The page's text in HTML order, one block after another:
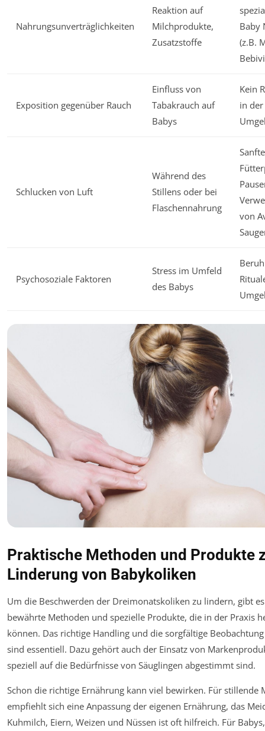
Nahrungsunverträglichkeiten
Reaktion auf
Milchprodukte,
Zusatzstoffe
Baby
(z.B.
Exposition gegenüber Rauch
Einfluss von
Tabakrauch auf
Babys
Kein
in der
Schlucken von Luft
Während des
Stillens oder bei
Flaschennahrung
Sanfte
von
Psychosoziale Faktoren
Stress im Umfeld
des Babys
Praktische Methoden und Produkte
Linderung von Babykoliken
Um die Beschwerden der Dreimonatskoliken zu lindern, gibt
bewährte Methoden und spezielle Produkte, die in der Praxis
können. Das richtige Handling und die sorgfältige
sind essentiell. Dazu gehört auch der Einsatz von
speziell auf die Bedürfnisse von Säuglingen abgestimmt sind.
Schon die richtige Ernährung kann viel bewirken. Für stillende
empfiehlt sich eine Anpassung der eigenen Ernährung, das
Kuhmilch, Eiern, Weizen und Nüssen ist oft hilfreich. Für